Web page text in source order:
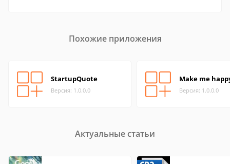
Похожие приложения
StartupQuote
Версия: 1.0.0.0
Make me
Версия: 1.0.0.0
Актуальные статьи